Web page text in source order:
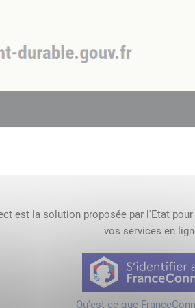
est la solution proposée par l'Etat
vos services en
Qu'est-ce que